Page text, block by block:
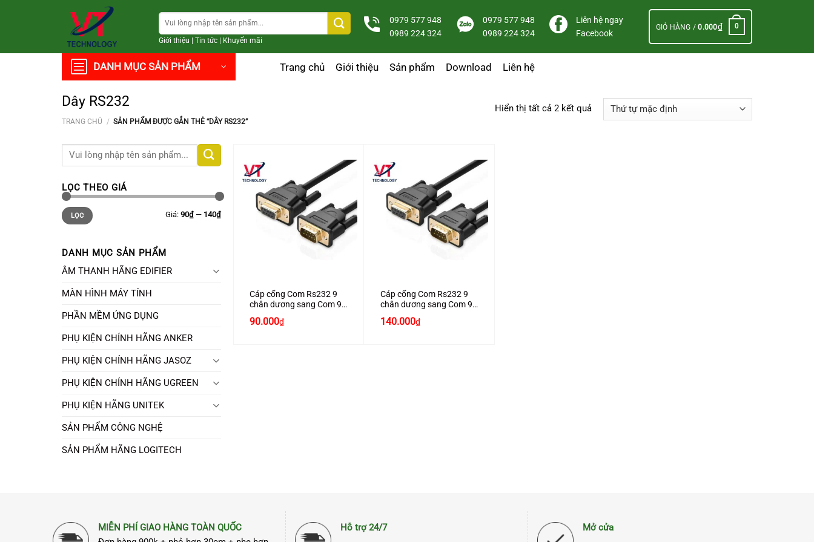
Tìm
kiếm:
Giới thiệu Tin tức| Khuyến mãi
0979 577 948
0989 224 324
0979 577 948
0989 224 324
Liên hệ ngay
Facebook
GIỎ HÀNG /0.000₫ 0
DANH MỤC SẢN PHẨM Trang chủ Giới thiệu Sản phẩm Download Liên hệ
Dây RS232
TRANG CHỦ / SẢN PHẨM ĐƯỢC GẮN THẺ “DÂY RS232”
Hiển thị tất cả 2 kết quả
Tìm
LỌC THEO GIÁ
Giá
thấp
nhất
Giá
cao
nhất
LỌC Giá: 90₫— 140₫
DANH MỤC SẢN PHẨM
ÂM THANH HÃNG EDIFIER
MÀN HÌNH MÁY TÍNH
PHẦN MỀM ỨNG DỤNG
PHỤ KIỆN CHÍNH HÃNG ANKER
PHỤ KIỆN CHÍNH HÃNG JASOZ
PHỤ KIỆN CHÍNH HÃNG UGREEN
PHỤ KIỆN HÃNG UNITEK
SẢN PHẨM CÔNG NGHỆ
SẢN PHẨM HÃNG LOGITECH
Cáp cổng Com Rs232 9
chân dương sang Com 9
1,5m chính hãng Ugreen
90.000₫
Cáp cổng Com Rs232 9
chân dương sang Com 9
chính hãng Ugreen 20148
140.000₫
MIỄN PHÍ GIAO HÀNG TOÀN QUỐC
Hỗ trợ 24/7 Mở cửa